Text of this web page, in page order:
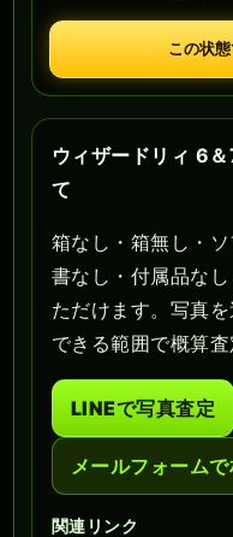
この状
ウィザードリィ 6
て
箱なし・箱無し・
書なし・付属品な
ただけます。写真
できる範囲で概算査
LINEで写真査定
メールフォーム
関連リンク